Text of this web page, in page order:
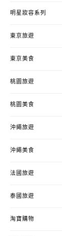
明星妝容系列
東京旅遊
東京美食
桃園旅遊
桃園美食
沖繩旅遊
沖繩美食
法國旅遊
泰國旅遊
淘寶購物